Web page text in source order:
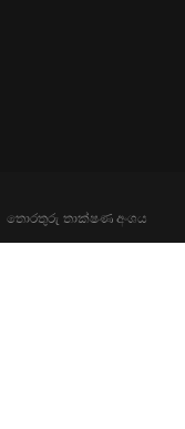
තොරතුරු තාක්ෂණ අංශය